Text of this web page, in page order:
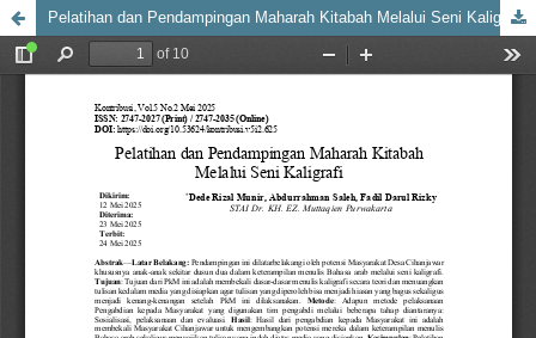
Pelatihan dan Pendampingan Maharah Kitabah Melalui Seni Kaligrafi